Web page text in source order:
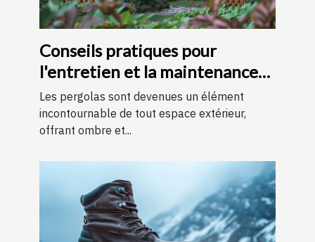
Conseils pratiques pour
l'entretien et la maintenance
des pergolas
Les pergolas sont devenues un élément
incontournable de tout espace extérieur,
offrant ombre et...